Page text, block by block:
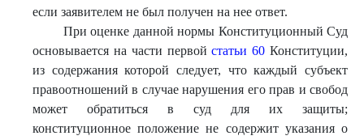
если заявителем не был получен на нее ответ.
При оценке данной нормы Конституционный Суд
основывается на части первойстатьи 60 Конституции,
из содержания которой следует, что каждый субъект
правоотношений в случае нарушения его прав и свобод
может обратиться в суд для их защиты;
конституционное положение не содержит указания о